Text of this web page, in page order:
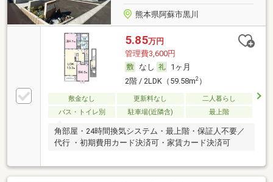
熊本県阿蘇市黒川
5.85万円
管理費3,600円
なし
1ヶ月
2階 / 2LDK（59.58m2）
敷金なし 更新料なし
二人暮らし
バス・トイレ別
駐車場(近隣含) 最上階
角部屋・24時間換気システム・最上階・保証人不要／
代行 ・初期費用カード決済可・家賃カード決済可